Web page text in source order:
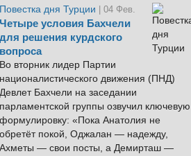
Повестка дня Турции
| 04 Фев.
Четыре условия Бахчели
для решения курдского
вопроса
Во вторник лидер Партии
националистического движения (ПНД)
Девлет Бахчели на заседании
парламентской группы озвучил ключевую
формулировку: «Пока Анатолия не
обретёт покой, Оджалан — надежду,
Ахметы — свои посты, а Демирташ —